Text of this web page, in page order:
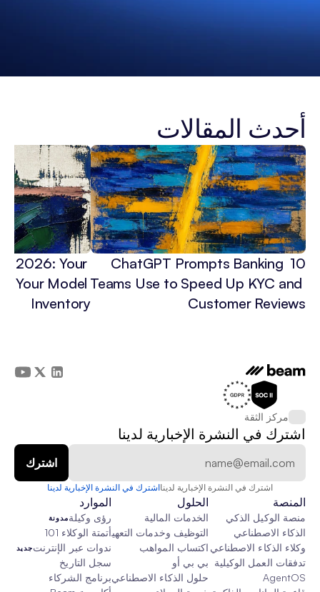
أحدث المقالات
10 ChatGPT Prompts Banking
Teams Use to Speed Up KYC and
Customer Reviews
2026: Your
Your Model
Inventory
مركز الثقة
اشترك في النشرة الإخبارية لدينا
اشترك في النشرة الإخبارية لدينااشترك في النشرة الإخبارية لدينا
المنصة
منصة الوكيل الذكي
الذكاء الاصطناعي
وكلاء الذكاء الاصطناعي
تدفقات العمل الوكيلية
AgentOS
الحلول
الخدمات المالية
التوظيف وخدمات التعهيد الخارجي
اكتساب المواهب
بي بي أو
حلول الذكاء الاصطناعي المخصصة
الموارد
رؤى وكيلةمدونة
أتمتة الوكلاء 101
ندوات عبر الإنترنتجديد
سجل التاريخ
برنامج الشركاء